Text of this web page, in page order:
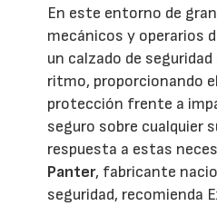
En este entorno de
mecánicos y operarios
un calzado de
ritmo, proporcionando
protección frente a
seguro sobre cualquier
respuesta a estas
Panter, fabricante
seguridad, recomienda